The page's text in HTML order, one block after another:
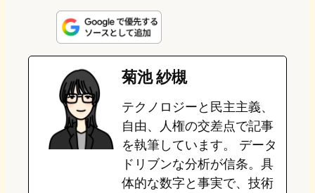
n
e
s
t
o
d
o
n
u
e
s
k
y
e
b
o
o
k
e
a
菊池 紗槻
テクノロジーと民主主義、
自由、人権の交差点で記事
を執筆しています。 データ
ドリブンな分析が信条。具
体的な数字と事実で、技術